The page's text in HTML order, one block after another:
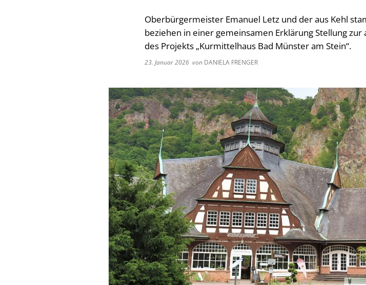
Oberbürgermeister Emanuel Letz und der aus Kehl
beziehen in einer gemeinsamen Erklärung Stellung
des Projekts „Kurmittelhaus Bad Münster am Stein“.
23. Januar 2026 von DANIELA FRENGER